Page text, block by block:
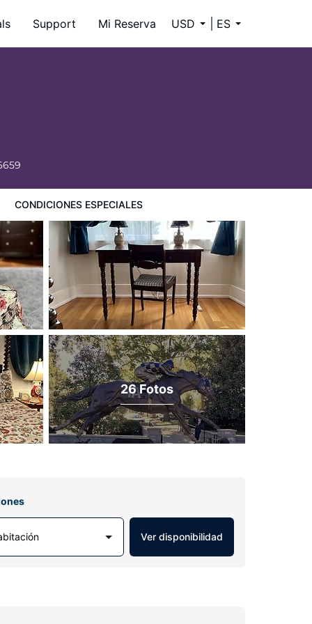
Support Mi Reserva USD ES
CONDICIONES ESPECIALES
26 Fotos
Ver disponibilidad